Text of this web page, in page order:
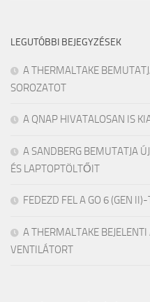
LEGUTÓBBI BEJEGYZÉSEK
A THERMALTAKE
SOROZATOT
A QNAP HIVATALOSAN IS
A SANDBERG BEMUTATJA
ÉS LAPTOPTÖLTŐIT
FEDEZD FEL A GO 6 (GEN
A THERMALTAKE
VENTILÁTORT